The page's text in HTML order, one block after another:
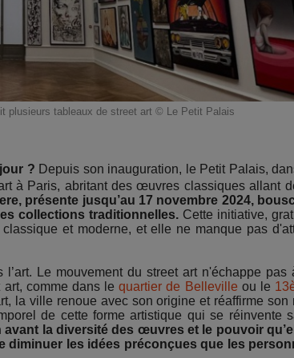
plusieurs tableaux de street art © Le Petit Palais
? Depuis son inauguration, le Petit Palais,
à Paris, abritant des œuvres classiques allant
présente jusqu’au 17 novembre 2024,
collections traditionnelles.Cette initiative,
et moderne, et elle ne manque pas
Le mouvement du street art n'échappe pas
art, comme dans lequartier de Belleville ou le
la ville renoue avec son origine et réaffirme son
de cette forme artistique qui se réinvente
avant la diversité des œuvres et le pouvoir
diminuer les idées préconçues que les